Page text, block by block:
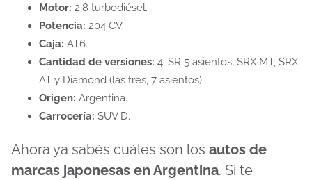
Motor: 2,8 turbodiésel.
Potencia: 204 CV.
Caja: AT6.
Cantidad de versiones: 4, SR 5 asientos, SRX MT, SRX
AT y Diamond (las tres, 7 asientos)
Origen: Argentina.
Carrocería: SUV D.
Ahora ya sabés cuáles son los autos de
marcas japonesas en Argentina. Si te